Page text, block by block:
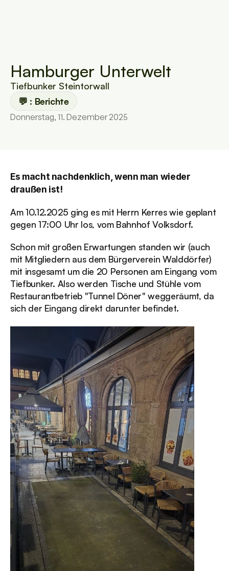
Hamburger Unterwelt
Tiefbunker Steintorwall
💬 : Berichte
Donnerstag, 11. Dezember 2025
Es macht nachdenklich, wenn man wieder
draußen ist!
Am 10.12.2025 ging es mit Herrn Kerres wie geplant
gegen 17:00 Uhr los, vom Bahnhof Volksdorf.
Schon mit großen Erwartungen standen wir (auch
mit Mitgliedern aus dem Bürgerverein Walddörfer)
mit insgesamt um die 20 Personen am Eingang vom
Tiefbunker. Also werden Tische und Stühle vom
Restaurantbetrieb "Tunnel Döner" weggeräumt, da
sich der Eingang direkt darunter befindet.